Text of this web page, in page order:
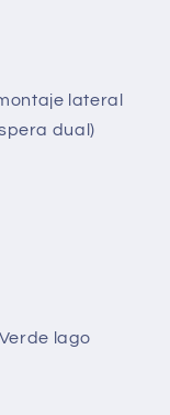
lateral
dual)
lago